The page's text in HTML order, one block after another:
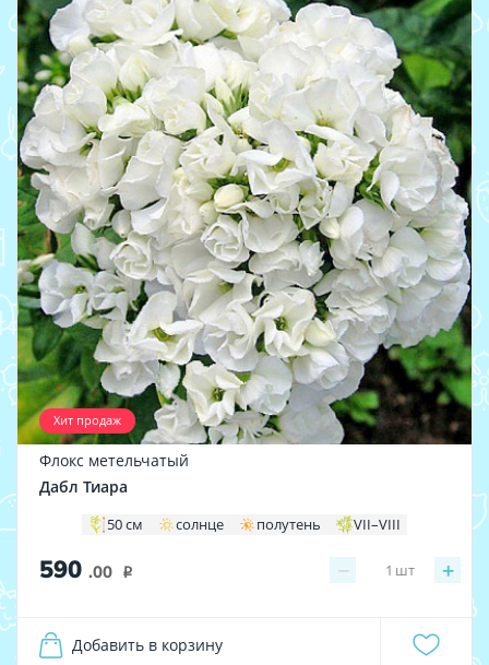
Хит продаж
Флокс метельчатый
Дабл Тиара
50 см солнце полутень VII–VIII
590 .00 i − +
1 шт
Добавить в корзину